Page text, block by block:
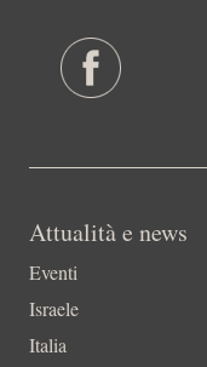
Attualità e news
Eventi
Israele
Italia